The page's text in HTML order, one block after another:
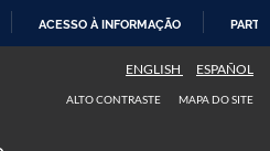
ACESSO À INFORMAÇÃO
ENGLISH ESPAÑOL
ALTO CONTRASTE MAPA DO SITE